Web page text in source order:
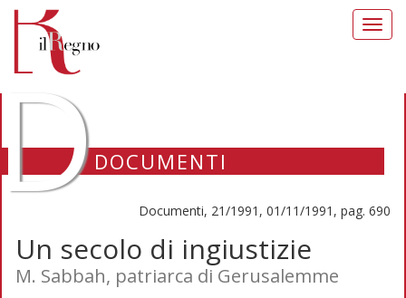
DOCUMENTI
Documenti, 21/1991, 01/11/1991, pag. 690
Un secolo di ingiustizie
M. Sabbah, patriarca di Gerusalemme